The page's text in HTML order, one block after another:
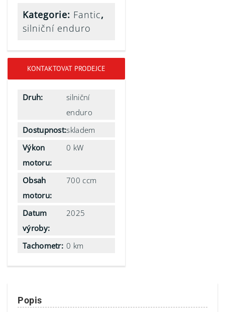
Kategorie: Fantic,
silniční enduro
KONTAKTOVAT PRODEJCE
Druh:
silniční
enduro
Dostupnost:skladem
Výkon
motoru:
0 kW
Obsah
motoru:
700 ccm
Datum
výroby:
2025
Tachometr: 0 km
Popis